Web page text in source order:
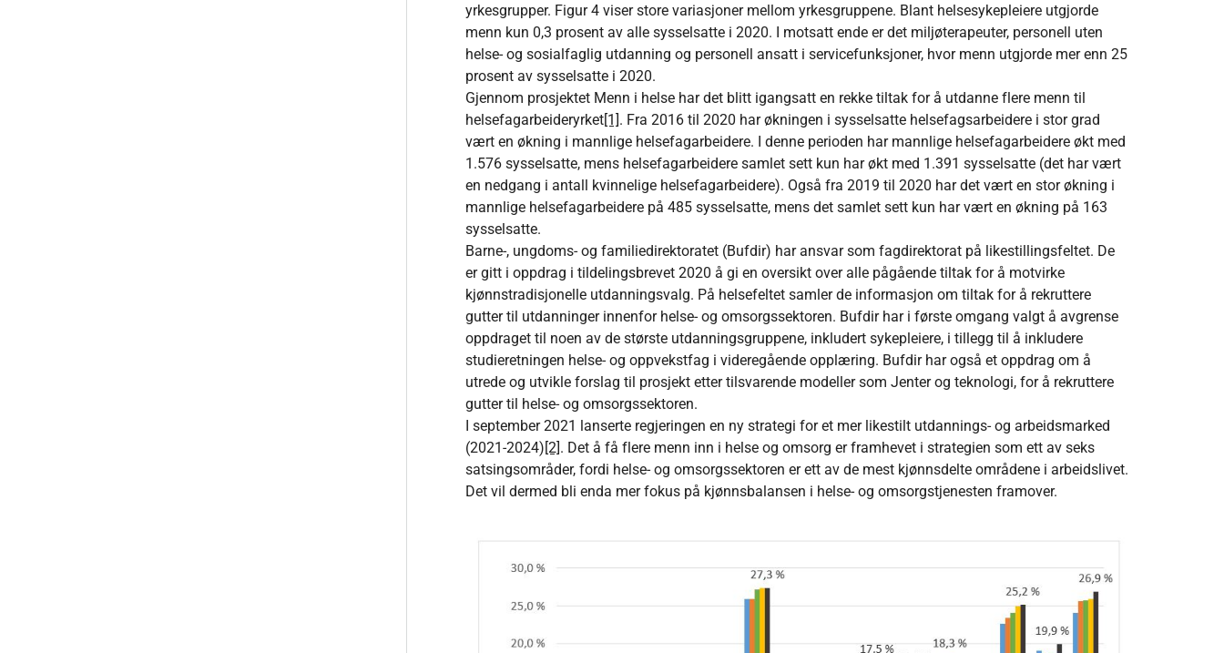
yrkesgrupper. Figur 4 viser store variasjoner mellom yrkesgruppene. Blant helsesykepleiere utgjorde
menn kun 0,3 prosent av alle sysselsatte i 2020. I motsatt ende er det miljøterapeuter, personell uten
helse- og sosialfaglig utdanning og personell ansatt i servicefunksjoner, hvor menn utgjorde mer enn 25
prosent av sysselsatte i 2020.
Gjennom prosjektet Menn i helse har det blitt igangsatt en rekke tiltak for å utdanne flere menn til
helsefagarbeideryrket[1]. Fra 2016 til 2020 har økningen i sysselsatte helsefagsarbeidere i stor grad
vært en økning i mannlige helsefagarbeidere. I denne perioden har mannlige helsefagarbeidere økt med
1.576 sysselsatte, mens helsefagarbeidere samlet sett kun har økt med 1.391 sysselsatte (det har vært
en nedgang i antall kvinnelige helsefagarbeidere). Også fra 2019 til 2020 har det vært en stor økning i
mannlige helsefagarbeidere på 485 sysselsatte, mens det samlet sett kun har vært en økning på 163
sysselsatte.
Barne-, ungdoms- og familiedirektoratet (Bufdir) har ansvar som fagdirektorat på likestillingsfeltet. De
er gitt i oppdrag i tildelingsbrevet 2020 å gi en oversikt over alle pågående tiltak for å motvirke
kjønnstradisjonelle utdanningsvalg. På helsefeltet samler de informasjon om tiltak for å rekruttere
gutter til utdanninger innenfor helse- og omsorgssektoren. Bufdir har i første omgang valgt å avgrense
oppdraget til noen av de største utdanningsgruppene, inkludert sykepleiere, i tillegg til å inkludere
studieretningen helse- og oppvekstfag i videregående opplæring. Bufdir har også et oppdrag om å
utrede og utvikle forslag til prosjekt etter tilsvarende modeller som Jenter og teknologi, for å rekruttere
gutter til helse- og omsorgssektoren.
I september 2021 lanserte regjeringen en ny strategi for et mer likestilt utdannings- og arbeidsmarked
(2021-2024) [2]. Det å få flere menn inn i helse og omsorg er framhevet i strategien som ett av seks
satsingsområder, fordi helse- og omsorgssektoren er ett av de mest kjønnsdelte områdene i arbeidslivet.
Det vil dermed bli enda mer fokus på kjønnsbalansen i helse- og omsorgstjenesten framover.